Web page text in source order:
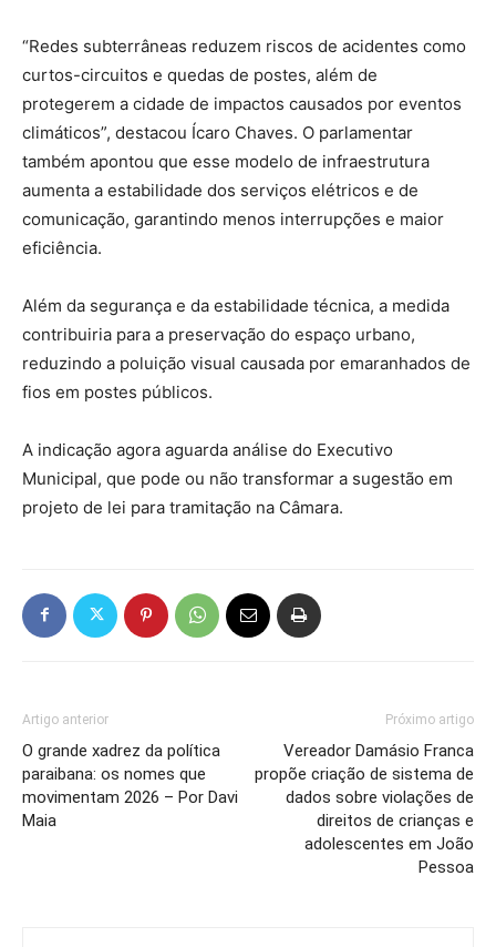
“Redes subterrâneas reduzem riscos de acidentes como
curtos-circuitos e quedas de postes, além de
protegerem a cidade de impactos causados por eventos
climáticos”, destacou Ícaro Chaves. O parlamentar
também apontou que esse modelo de infraestrutura
aumenta a estabilidade dos serviços elétricos e de
comunicação, garantindo menos interrupções e maior
eficiência.
Além da segurança e da estabilidade técnica, a medida
contribuiria para a preservação do espaço urbano,
reduzindo a poluição visual causada por emaranhados de
fios em postes públicos.
A indicação agora aguarda análise do Executivo
Municipal, que pode ou não transformar a sugestão em
projeto de lei para tramitação na Câmara.
Artigo anterior
O grande xadrez da política
paraibana: os nomes que
movimentam 2026 – Por Davi
Maia
Próximo artigo
Vereador Damásio Franca
propõe criação de sistema de
dados sobre violações de
direitos de crianças e
adolescentes em João
Pessoa